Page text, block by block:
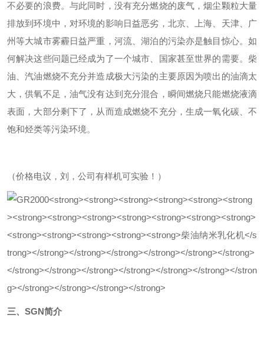
不必要的浪费。与此同时，没有充分燃烧的废气，烟尘颗粒大量
排放到环境中，对环境的影响日益恶劣，北京、上海、天津、广
州等大城市雾霾日益严重，河流、湖泊的污染亦是触目惊心。如
何解决这些问题已经成为了一个城市、国家甚至世界的需要。柴
油、汽油燃烧不充分并造成极大污染的主要原因为喷出的油滴太
大，供氧不足，油气没有达到充分混合，瞬间燃烧只能燃烧液滴
表面，大部分剩下了，从而造成燃烧不充分，生成一氧化碳、不
饱和烃类等污染环境。
（价格电议，刘，公司有样机可实验！）
三、SGN简介